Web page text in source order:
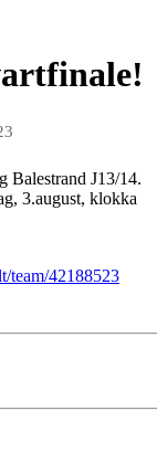
Balestrand J13/14.
3.august, klokka
team/42188523